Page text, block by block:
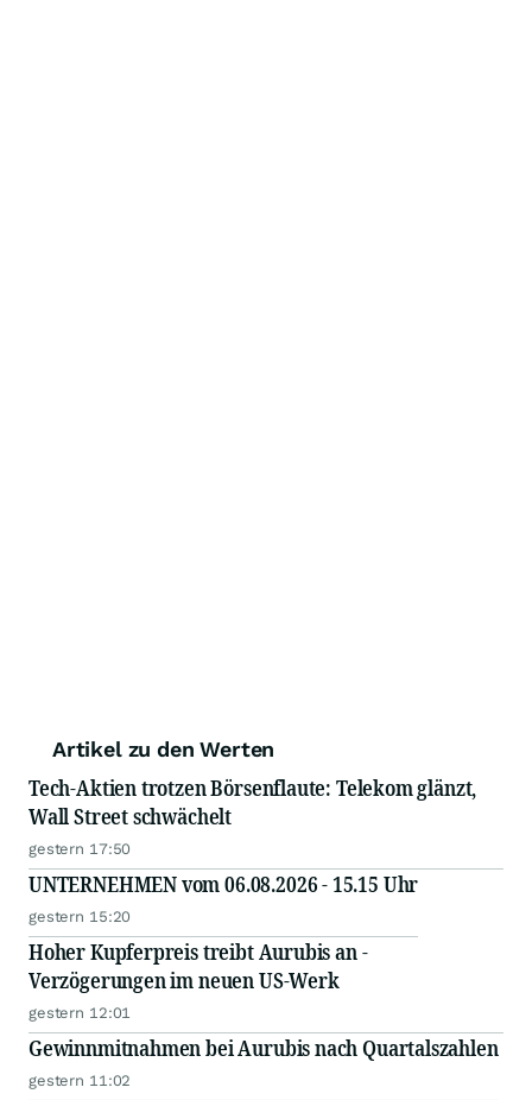
Artikel zu den Werten
Tech-Aktien trotzen Börsenflaute: Telekom glänzt,
Wall Street schwächelt
gestern 17:50
UNTERNEHMEN vom 06.08.2026 - 15.15 Uhr
gestern 15:20
Hoher Kupferpreis treibt Aurubis an -
Verzögerungen im neuen US-Werk
gestern 12:01
Gewinnmitnahmen bei Aurubis nach Quartalszahlen
gestern 11:02